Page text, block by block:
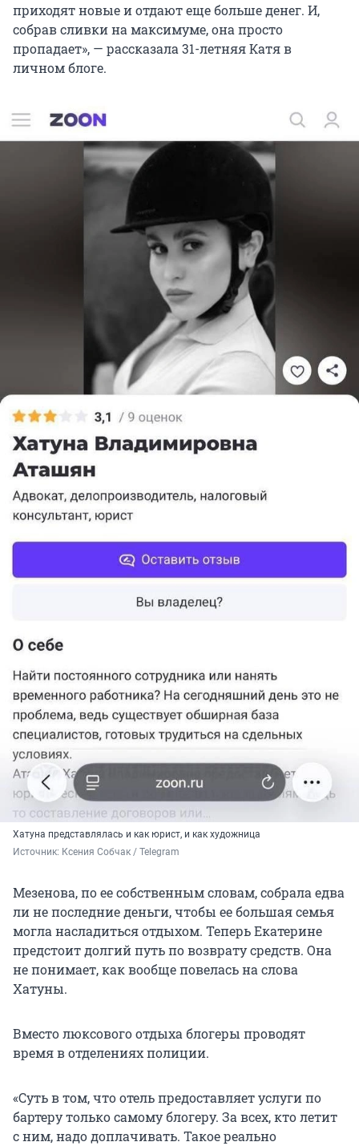
приходят новые и отдают еще больше денег. И,
собрав сливки на максимуме, она просто
пропадает», — рассказала 31-летняя Катя в
личном блоге.
Хатуна представлялась и как юрист, и как художница
Источник: Ксения Собчак / Telegram
Мезенова, по ее собственным словам, собрала едва
ли не последние деньги, чтобы ее большая семья
могла насладиться отдыхом. Теперь Екатерине
предстоит долгий путь по возврату средств. Она
не понимает, как вообще повелась на слова
Хатуны.
Вместо люксового отдыха блогеры проводят
время в отделениях полиции.
«Суть в том, что отель предоставляет услуги по
бартеру только самому блогеру. За всех, кто летит
с ним, надо доплачивать. Такое реально